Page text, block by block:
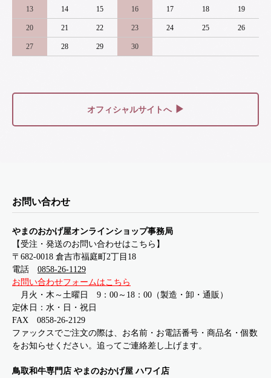
13 14 15 16 17 18 19
20 21 22 23 24 25 26
27 28 29 30
オフィシャルサイトへ ▶
お問い合わせ
やまのおかげ屋オンラインショップ事務局
【受注・発送のお問い合わせはこちら】
〒682-0018 倉吉市福庭町2丁目18
電話 0858-26-1129
お問い合わせフォームはこちら
月火・木～土曜日 9：00～18：00（製造・卸・通販）
定休日：水・日・祝日
FAX 0858-26-2129
ファックスでご注文の際は、お名前・お電話番号・商品名・個数
をお知らせください。追ってご連絡差し上げます。
鳥取和牛専門店 やまのおかげ屋 ハワイ店